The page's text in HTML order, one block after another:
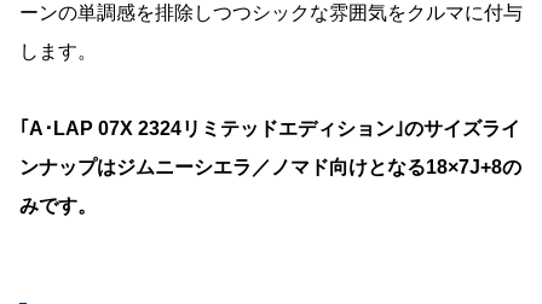
ーンの単調感を排除しつつシックな雰囲気をクルマに付与
します。
｢A･LAP 07X 2324リミテッドエディション｣のサイズライ
ンナップはジムニーシエラ／ノマド向けとなる18×7J+8の
みです。